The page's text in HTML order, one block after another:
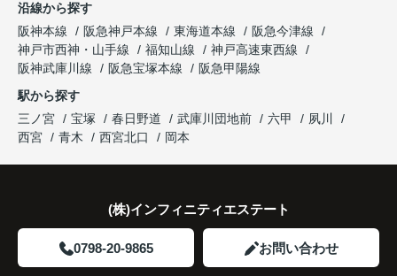
沿線から探す
阪神本線
阪急神戸本線 東海道本線
阪急今津線
神戸市西神・山手線
福知山線
神戸高速東西線
阪神武庫川線
阪急宝塚本線
阪急甲陽線
駅から探す
三ノ宮
宝塚 春日野道 武庫川団地前 六甲
夙川
西宮
青木 西宮北口 岡本
(株)インフィニティエステート
0798-20-9865 お問い合わせ